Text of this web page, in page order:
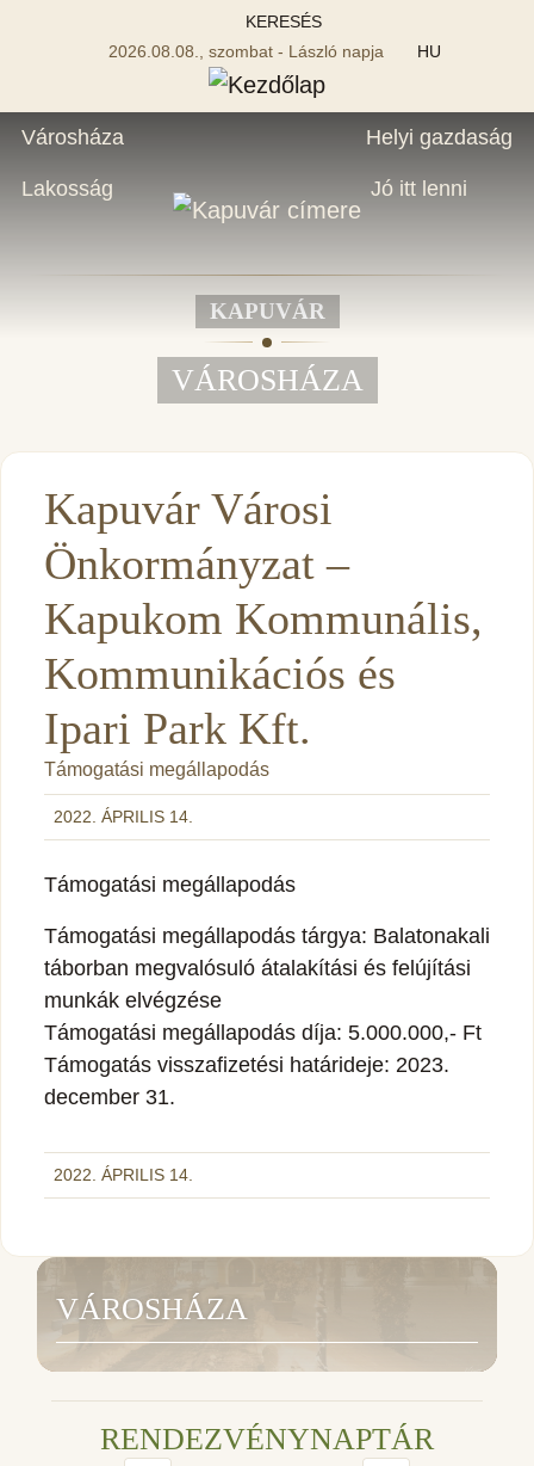
KERESÉS
2026.08.08., szombat - László napja
HU
Városháza
Lakosság
Helyi gazdaság
Jó itt lenni
KAPUVÁR
VÁROSHÁZA
Kapuvár Városi
Önkormányzat –
Kapukom Kommunális,
Kommunikációs és
Ipari Park Kft.
Támogatási megállapodás
2022. ÁPRILIS 14.
Támogatási megállapodás
Támogatási megállapodás tárgya: Balatonakali
táborban megvalósuló átalakítási és felújítási
munkák elvégzése
Támogatási megállapodás díja: 5.000.000,- Ft
Támogatás visszafizetési határideje: 2023.
december 31.
2022. ÁPRILIS 14.
VÁROSHÁZA
RENDEZVÉNYNAPTÁR